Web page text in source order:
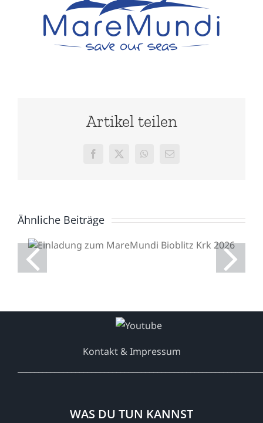
Artikel teilen
Facebook
X WhatsApp
E-
Ähnliche BeiträgeEinladung zum
MareMundi Bioblitz Krk
Kontakt & Impressum
WAS DU TUN KANNST